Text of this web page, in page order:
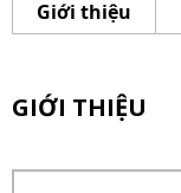
Giới thiệu
GIỚI THIỆU